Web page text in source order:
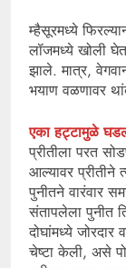
म्हैसूरमध्ये
लॉजमध्ये खोली
झाले. मात्र,
भयाण वळणावर
एका हट्टामुळे
प्रीतीला परत
आल्यावर प्रीतीने
पुनीतने वारंवार
संतापलेला पुनीत
दोघांमध्ये जोरदार
चेष्टा केली, असे